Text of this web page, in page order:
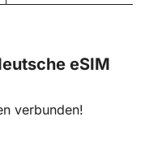
eSIM
verbunden!